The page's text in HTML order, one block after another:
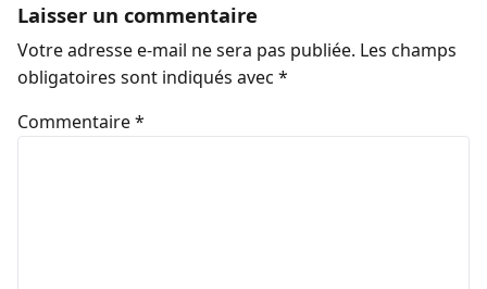
Laisser un commentaire
Votre adresse e-mail ne sera pas publiée. Les champs
obligatoires sont indiqués avec *
Commentaire*